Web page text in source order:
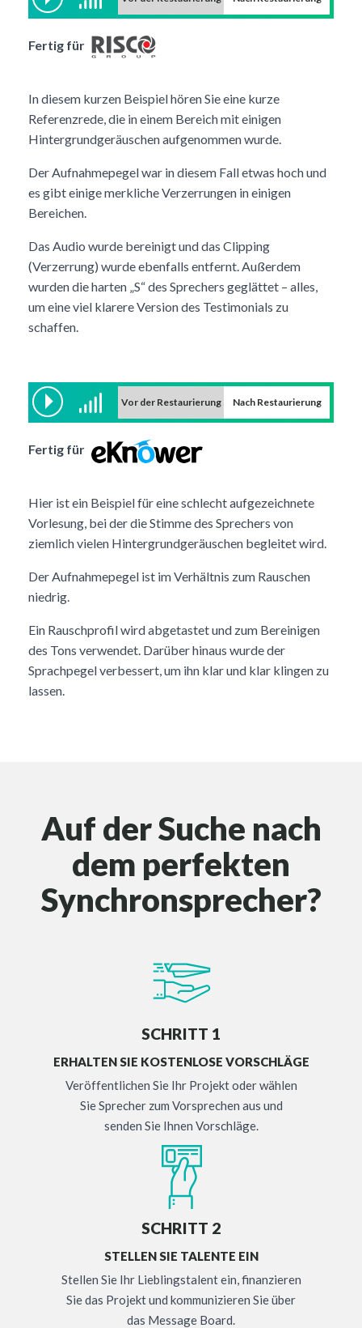
Fertig für
In diesem kurzen Beispiel hören Sie eine kurze
Referenzrede, die in einem Bereich mit einigen
Hintergrundgeräuschen aufgenommen wurde.
Der Aufnahmepegel war in diesem Fall etwas hoch und
es gibt einige merkliche Verzerrungen in einigen
Bereichen.
Das Audio wurde bereinigt und das Clipping
(Verzerrung) wurde ebenfalls entfernt. Außerdem
wurden die harten „S“ des Sprechers geglättet – alles,
um eine viel klarere Version des Testimonials zu
schaffen.
Vor der Restaurierung Nach Restaurierung
Fertig für
Hier ist ein Beispiel für eine schlecht aufgezeichnete
Vorlesung, bei der die Stimme des Sprechers von
ziemlich vielen Hintergrundgeräuschen begleitet wird.
Der Aufnahmepegel ist im Verhältnis zum Rauschen
niedrig.
Ein Rauschprofil wird abgetastet und zum Bereinigen
des Tons verwendet. Darüber hinaus wurde der
Sprachpegel verbessert, um ihn klar und klar klingen zu
lassen.
Auf der Suche nach
dem perfekten
Synchronsprecher?
SCHRITT 1
ERHALTEN SIE KOSTENLOSE VORSCHLÄGE
Veröffentlichen Sie Ihr Projekt oder wählen
Sie Sprecher zum Vorsprechen aus und
senden Sie Ihnen Vorschläge.
SCHRITT 2
STELLEN SIE TALENTE EIN
Stellen Sie Ihr Lieblingstalent ein, finanzieren
Sie das Projekt und kommunizieren Sie über
das Message Board.